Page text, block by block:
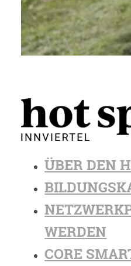
ÜBER DEN
WERDEN
CORE